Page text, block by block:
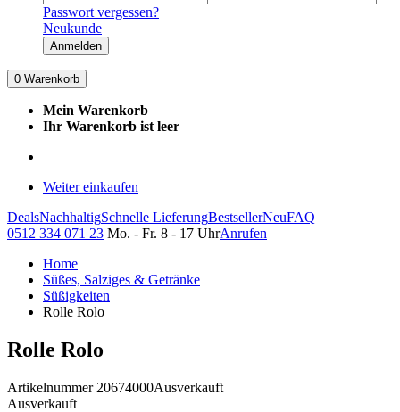
Passwort vergessen?
Neukunde
Anmelden
0 Warenkorb
Mein Warenkorb
Ihr Warenkorb ist leer
Weiter einkaufen
DealsNachhaltigSchnelle LieferungBestsellerNeuFAQ
0512 334 071 23 Mo. - Fr. 8 - 17 UhrAnrufen
Home
Süßes, Salziges & Getränke
Süßigkeiten
Rolle Rolo
Rolle Rolo
Artikelnummer 20674000Ausverkauft
Ausverkauft